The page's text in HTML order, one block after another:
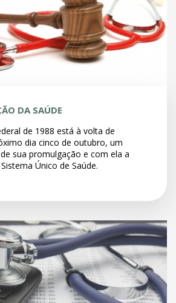
DA SAÚDE
de 1988 está à volta de
dia cinco de outubro, um
sua promulgação e com ela a
Único de Saúde.